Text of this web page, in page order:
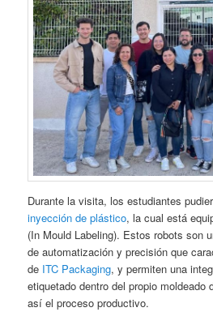
Durante la visita, los estudiantes
inyección de plástico, la cual está
(In Mould Labeling). Estos robots son
de automatización y precisión que
de ITC Packaging, y permiten una
etiquetado dentro del propio moldeado
así el proceso productivo.